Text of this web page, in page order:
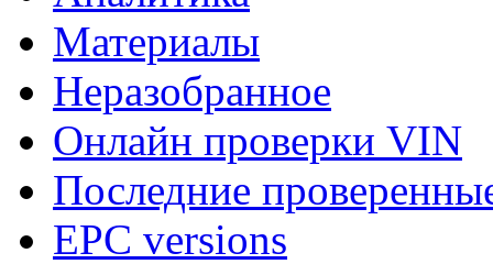
Материалы
Неразобранное
Онлайн проверки VIN
Последние
EPC versions